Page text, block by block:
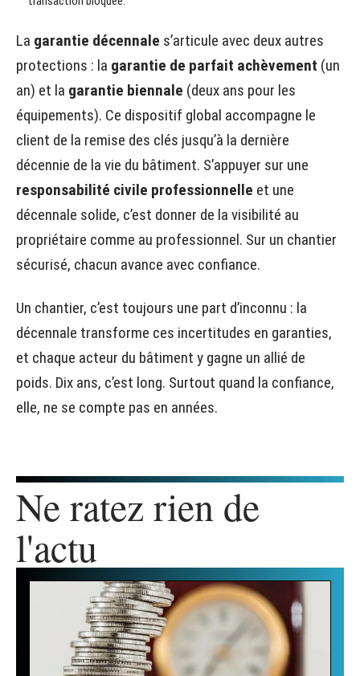
La garantie décennale s’articule avec deux autres
protections : la garantie de parfait achèvement (un
an) et la garantie biennale (deux ans pour les
équipements). Ce dispositif global accompagne le
client de la remise des clés jusqu’à la dernière
décennie de la vie du bâtiment. S’appuyer sur une
responsabilité civile professionnelle et une
décennale solide, c’est donner de la visibilité au
propriétaire comme au professionnel. Sur un chantier
sécurisé, chacun avance avec confiance.
Un chantier, c’est toujours une part d’inconnu : la
décennale transforme ces incertitudes en garanties,
et chaque acteur du bâtiment y gagne un allié de
poids. Dix ans, c’est long. Surtout quand la confiance,
elle, ne se compte pas en années.
Ne ratez rien de
l'actu